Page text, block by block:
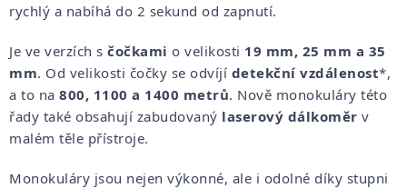
rychlý a nabíhá do 2 sekund od zapnutí.
Je ve verzích s čočkami o velikosti 19 mm, 25 mm a 35
mm. Od velikosti čočky se odvíjí detekční vzdálenost*,
a to na 800, 1100 a 1400 metrů. Nově monokuláry této
řady také obsahují zabudovaný laserový dálkoměr v
malém těle přístroje.
Monokuláry jsou nejen výkonné, ale i odolné díky stupni